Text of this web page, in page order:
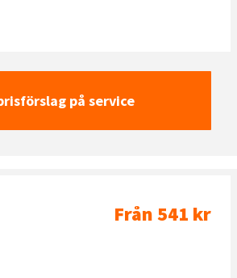
på service
Från 541 kr